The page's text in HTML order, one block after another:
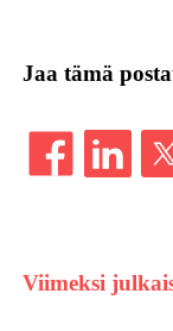
Jaa tämä
Viimeksi